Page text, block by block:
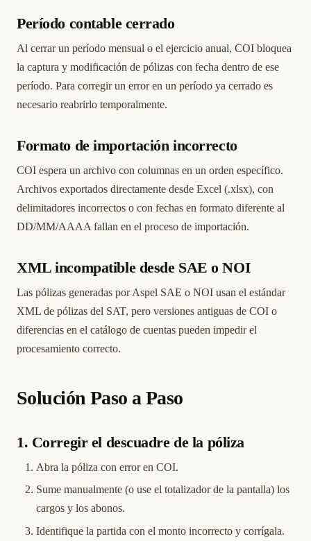
Período contable cerrado
Al cerrar un período mensual o el ejercicio anual, COI bloquea
la captura y modificación de pólizas con fecha dentro de ese
período. Para corregir un error en un período ya cerrado es
necesario reabrirlo temporalmente.
Formato de importación incorrecto
COI espera un archivo con columnas en un orden específico.
Archivos exportados directamente desde Excel (.xlsx), con
delimitadores incorrectos o con fechas en formato diferente al
DD/MM/AAAA fallan en el proceso de importación.
XML incompatible desde SAE o NOI
Las pólizas generadas por Aspel SAE o NOI usan el estándar
XML de pólizas del SAT, pero versiones antiguas de COI o
diferencias en el catálogo de cuentas pueden impedir el
procesamiento correcto.
Solución Paso a Paso
1. Corregir el descuadre de la póliza
Abra la póliza con error en COI.
Sume manualmente (o use el totalizador de la pantalla) los
cargos y los abonos.
Identifique la partida con el monto incorrecto y corrígala.